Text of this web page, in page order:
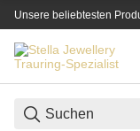
Unsere beliebtesten